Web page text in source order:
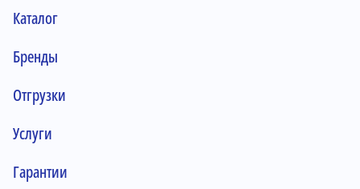
Каталог
Бренды
Отгрузки
Услуги
Гарантии